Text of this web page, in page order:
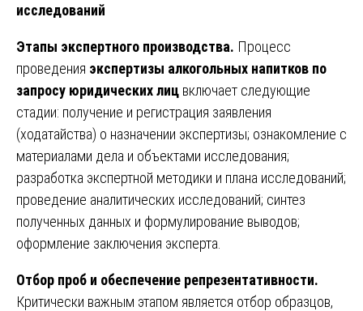
исследований
Этапы экспертного производства. Процесс
проведения экспертизы алкогольных напитков по
запросу юридических лиц включает следующие
стадии: получение и регистрация заявления
(ходатайства) о назначении экспертизы; ознакомление с
материалами дела и объектами исследования;
разработка экспертной методики и плана исследований;
проведение аналитических исследований; синтез
полученных данных и формулирование выводов;
оформление заключения эксперта.
Отбор проб и обеспечение репрезентативности.
Критически важным этапом является отбор образцов,